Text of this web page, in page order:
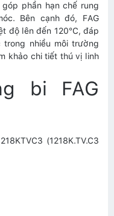
phần hạn chế rung
Bên cạnh đó, FAG
độ lên đến 120°C, đáp
nhiều môi trường
khảo chi tiết thú vị linh
bi FAG
(1218K.TV.C3